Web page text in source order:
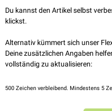
Du kannst den Artikel selbst
klickst.
Alternativ kümmert sich unser
Deine zusätzlichen Angaben
vollständig zu aktualisieren:
500 Zeichen verbleibend. Mindestens 5